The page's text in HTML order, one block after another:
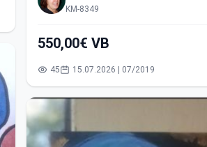
KM-8349
550,00€ VB
45 15.07.2026 | 07/2019